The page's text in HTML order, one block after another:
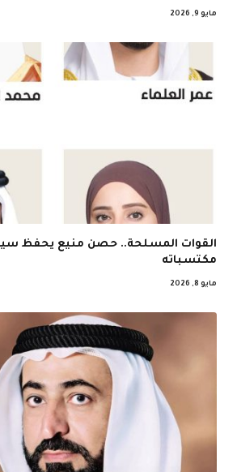
مايو 9, 2026
القوات المسلحة.. حصن منيع يحفظ
مكتسباته
مايو 8, 2026